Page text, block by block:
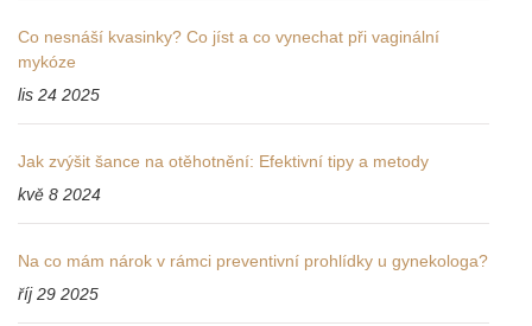
Co nesnáší kvasinky? Co jíst a co vynechat při vaginální
mykóze
lis 24 2025
Jak zvýšit šance na otěhotnění: Efektivní tipy a metody
kvě 8 2024
Na co mám nárok v rámci preventivní prohlídky u gynekologa?
říj 29 2025